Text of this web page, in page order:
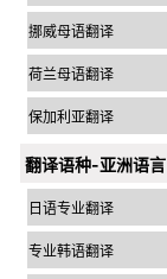
挪威母语翻译
荷兰母语翻译
保加利亚翻译
翻译语种-亚洲语言
日语专业翻译
专业韩语翻译